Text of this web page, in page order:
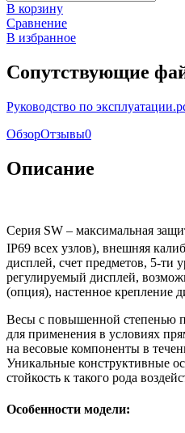
В корзину
Сравнение
В избранное
Сопутствующие
Руководство по
ОбзорОтзывы0
Описание
Серия SW – максимальная
IP69 всех узлов), внешняя
дисплей, счет предметов, 5-ти
регулируемый дисплей,
(опция), настенное крепление
Весы с повышенной степенью
для применения в условиях
на весовые компоненты в
Уникальные конструктивные
стойкость к такого рода
Особенности модели: